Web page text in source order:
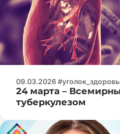
09.03.2026
24 марта –
туберкулезом